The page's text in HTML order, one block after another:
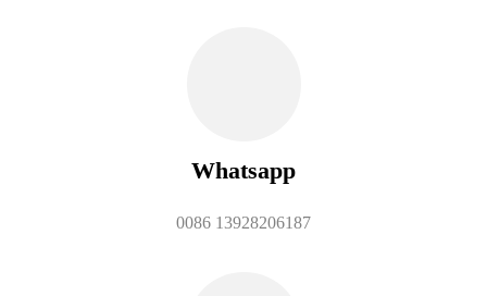
Whatsapp
0086 13928206187